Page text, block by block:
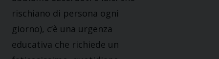
rischiano di persona ogni
giorno), c’è una urgenza
educativa che richiede un